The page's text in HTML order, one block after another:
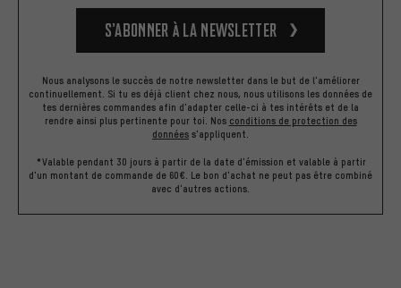
S’abonner à la newsletter
Nous analysons le succès de notre newsletter dans le but de l'améliorer
continuellement. Si tu es déjà client chez nous, nous utilisons les données de
tes dernières commandes afin d'adapter celle-ci à tes intérêts et de la
rendre ainsi plus pertinente pour toi. Nos conditions de protection des
données s'appliquent.
*Valable pendant 30 jours à partir de la date d'émission et valable à partir
d'un montant de commande de 60€. Le bon d'achat ne peut pas être combiné
avec d'autres actions.